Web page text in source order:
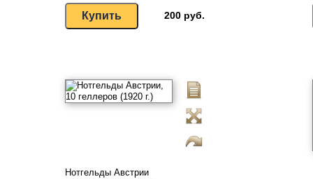
200 руб.
Нотгельды Австрии